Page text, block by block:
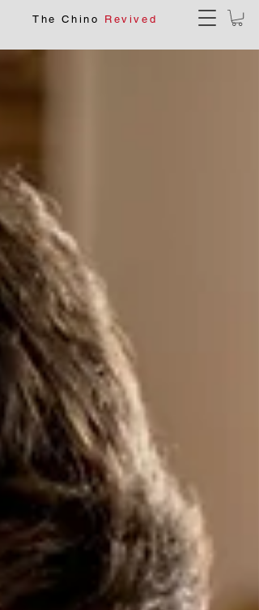
The Chino Revived